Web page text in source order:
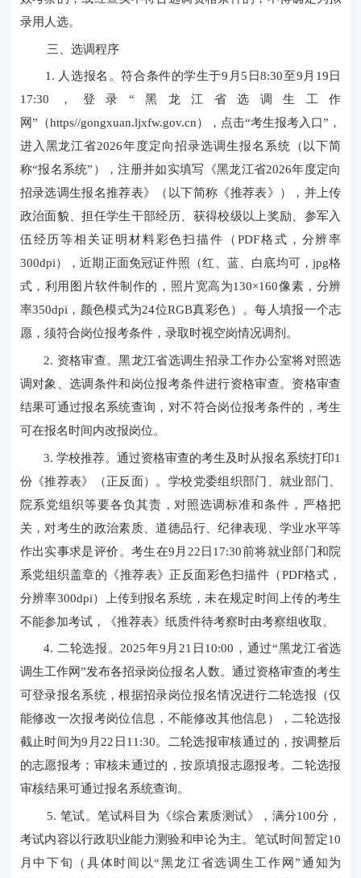
录用人选。
三、选调程序
1. 人选报名。符合条件的学生于9月5日8:30至9月19日
17:30，登录“黑龙江省选调生工作
网”（https//gongxuan.ljxfw.gov.cn），点击“考生报考入口”，
进入黑龙江省2026年度定向招录选调生报名系统（以下简
称“报名系统”），注册并如实填写《黑龙江省2026年度定向
招录选调生报名推荐表》（以下简称《推荐表》），并上传
政治面貌、担任学生干部经历、获得校级以上奖励、参军入
伍经历等相关证明材料彩色扫描件（PDF格式，分辨率
300dpi），近期正面免冠证件照（红、蓝、白底均可，jpg格
式，利用图片软件制作的，照片宽高为130×160像素，分辨
率350dpi，颜色模式为24位RGB真彩色）。每人填报一个志
愿，须符合岗位报考条件，录取时视空岗情况调剂。
2. 资格审查。黑龙江省选调生招录工作办公室将对照选
调对象、选调条件和岗位报考条件进行资格审查。资格审查
结果可通过报名系统查询，对不符合岗位报考条件的，考生
可在报名时间内改报岗位。
3. 学校推荐。通过资格审查的考生及时从报名系统打印1
份《推荐表》（正反面）。学校党委组织部门、就业部门、
院系党组织等要各负其责，对照选调标准和条件，严格把
关，对考生的政治素质、道德品行、纪律表现、学业水平等
作出实事求是评价。考生在9月22日17:30前将就业部门和院
系党组织盖章的《推荐表》正反面彩色扫描件（PDF格式，
分辨率300dpi）上传到报名系统，未在规定时间上传的考生
不能参加考试，《推荐表》纸质件待考察时由考察组收取。
4. 二轮选报。2025年9月21日10:00，通过“黑龙江省选
调生工作网”发布各招录岗位报名人数。通过资格审查的考生
可登录报名系统，根据招录岗位报名情况进行二轮选报（仅
能修改一次报考岗位信息，不能修改其他信息），二轮选报
截止时间为9月22日11:30。二轮选报审核通过的，按调整后
的志愿报考；审核未通过的，按原填报志愿报考。二轮选报
审核结果可通过报名系统查询。
5. 笔试。笔试科目为《综合素质测试》，满分100分，
考试内容以行政职业能力测验和申论为主。笔试时间暂定10
月中下旬（具体时间以“黑龙江省选调生工作网”通知为